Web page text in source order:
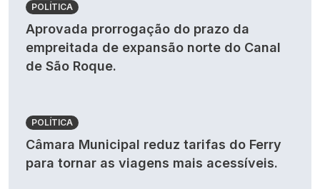
POLÍTICA
Aprovada prorrogação do prazo da
empreitada de expansão norte do Canal
de São Roque.
POLÍTICA
Câmara Municipal reduz tarifas do Ferry
para tornar as viagens mais acessíveis.